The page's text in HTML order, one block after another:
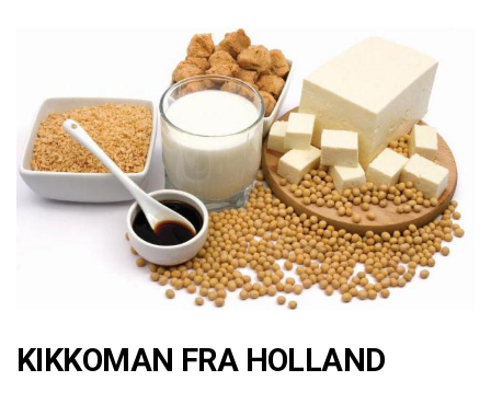
KIKKOMAN FRA HOLLAND